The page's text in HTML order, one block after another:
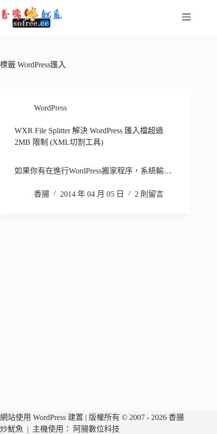
至
容
標籤 WordPress匯入
WordPress
WXR File Splitter 解決 WordPress 匯入檔超過
2MB 限制 (XML切割工具)
如果你有在進行WordPress搬家程序，系統輸…
香腸 2014 年 04 月 05 日 2 則留言
網站使用 WordPress 建置 | 版權所有 © 2007 - 2026 香腸
炒魷魚 | 主機使用：
阿腸數位科技